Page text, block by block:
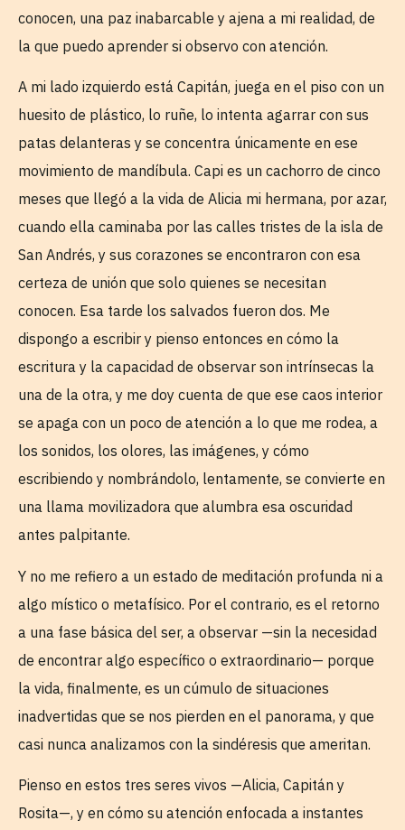
conocen, una paz inabarcable y ajena a mi realidad, de
la que puedo aprender si observo con atención.
A mi lado izquierdo está Capitán, juega en el piso con un
huesito de plástico, lo ruñe, lo intenta agarrar con sus
patas delanteras y se concentra únicamente en ese
movimiento de mandíbula. Capi es un cachorro de cinco
meses que llegó a la vida de Alicia mi hermana, por azar,
cuando ella caminaba por las calles tristes de la isla de
San Andrés, y sus corazones se encontraron con esa
certeza de unión que solo quienes se necesitan
conocen. Esa tarde los salvados fueron dos. Me
dispongo a escribir y pienso entonces en cómo la
escritura y la capacidad de observar son intrínsecas la
una de la otra, y me doy cuenta de que ese caos interior
se apaga con un poco de atención a lo que me rodea, a
los sonidos, los olores, las imágenes, y cómo
escribiendo y nombrándolo, lentamente, se convierte en
una llama movilizadora que alumbra esa oscuridad
antes palpitante.
Y no me refiero a un estado de meditación profunda ni a
algo místico o metafísico. Por el contrario, es el retorno
a una fase básica del ser, a observar —sin la necesidad
de encontrar algo específico o extraordinario— porque
la vida, finalmente, es un cúmulo de situaciones
inadvertidas que se nos pierden en el panorama, y que
casi nunca analizamos con la sindéresis que ameritan.
Pienso en estos tres seres vivos —Alicia, Capitán y
Rosita—, y en cómo su atención enfocada a instantes